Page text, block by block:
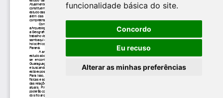
funcionalidade básica do site.
Concordo
Eu recuso
Alterar as minhas preferências